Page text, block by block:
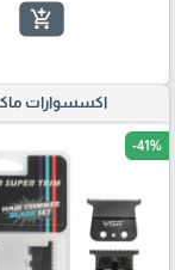
add_shopping_cart
اكسسوارات
-41%